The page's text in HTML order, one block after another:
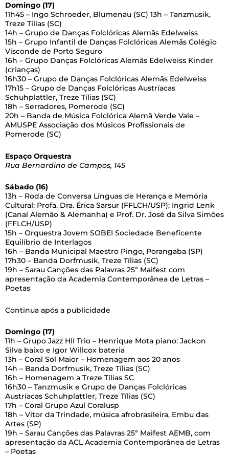
Domingo (17)
11h45 – Ingo Schroeder, Blumenau (SC) 13h – Tanzmusik,
Treze Tílias (SC)
14h – Grupo de Danças Folclóricas Alemãs Edelweiss
15h – Grupo Infantil de Danças Folclóricas Alemãs Colégio
Visconde de Porto Seguro
16h – Grupo Danças Folclóricas Alemãs Edelweiss Kinder
(crianças)
16h30 – Grupo de Danças Folclóricas Alemãs Edelweiss
17h15 – Grupo de Danças Folclóricas Austríacas
Schuhplattler, Treze Tílias (SC)
18h – Serradores, Pomerode (SC)
20h – Banda de Música Folclórica Alemã Verde Vale –
AMUSPE Associação dos Músicos Profissionais de
Pomerode (SC)
Espaço Orquestra
Rua Bernardino de Campos, 145
Sábado (16)
13h – Roda de Conversa Línguas de Herança e Memória
Cultural: Profa. Dra. Érica Sarsur (FFLCH/USP); Ingrid Lenk
(Canal Alemão & Alemanha) e Prof. Dr. José da Silva Simões
(FFLCH/USP)
15h – Orquestra Jovem SOBEI Sociedade Beneficente
Equilíbrio de Interlagos
16h – Banda Municipal Maestro Pingo, Porangaba (SP)
17h30 – Banda Dorfmusik, Treze Tílias (SC)
19h – Sarau Canções das Palavras 25ª Maifest com
apresentação da Academia Contemporânea de Letras –
Poetas
Continua após a publicidade
Domingo (17)
11h – Grupo Jazz HII Trio – Henrique Mota piano: Jackon
Silva baixo e Igor Willcox bateria
13h – Coral Sol Maior – Homenagem aos 20 anos
14h – Banda Dorfmusik, Treze Tílias (SC)
16h – Homenagem a Treze Tílias SC
16h30 – Tanzmusik e Grupo de Danças Folclóricas
Austríacas Schuhplattler, Treze Tílias (SC)
17h – Coral Grupo Azul Coralusp
18h – Vitor da Trindade, música afrobrasileira, Embu das
Artes (SP)
19h – Sarau Canções das Palavras 25ª Maifest AEMB, com
apresentação da ACL Academia Contemporânea de Letras
– Poetas